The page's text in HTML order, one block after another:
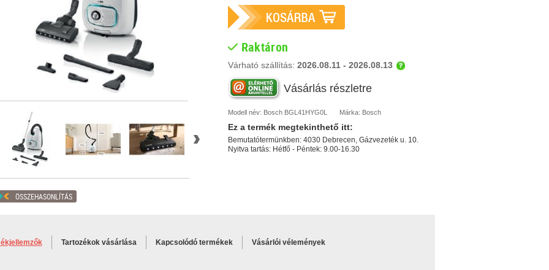
ÖSSZEHASONLÍTÁS
Raktáron
Várható szállítás: 2026.08.11 - 2026.08.13
Vásárlás részletre
Modell név: BoschBGL41HYG0L Márka: Bosch
Ez a termékmegtekinthető itt:
Bemutatótermünkben: 4030 Debrecen, Gázvezeték u. 10.
Nyitva tartás: Hétfő - Péntek: 9.00-16.30
Tartozékok vásárlása Kapcsolódó termékek Vásárlói vélemények